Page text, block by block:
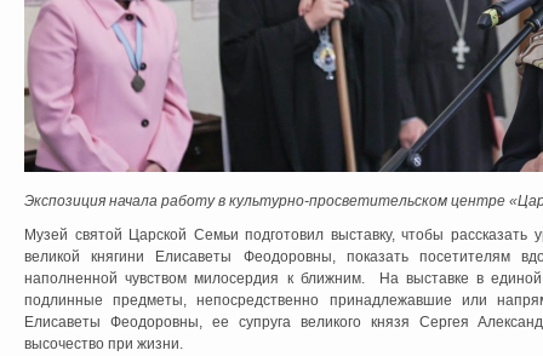
Экспозиция начала работу в культурно-просветительском центре
Музей святой Царской Семьи подготовил выставку, чтобы
великой княгини Елисаветы Феодоровны, показать посетителям
наполненной чувством милосердия к ближним. На выставке в
подлинные предметы, непосредственно принадлежавшие или
Елисаветы Феодоровны, ее супруга великого князя Сергея
высочество при жизни.